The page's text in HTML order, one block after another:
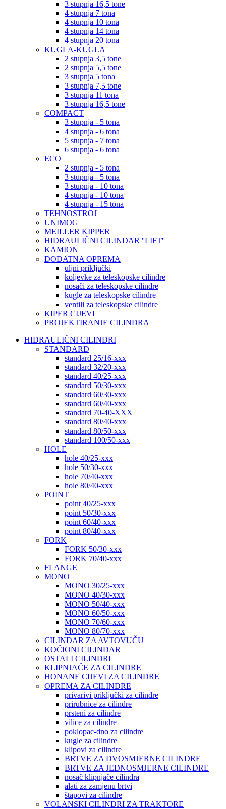
3 stupnja 16,5 tone
4 stupnja 7 tona
4 stupnja 10 tona
4 stupnja 14 tona
4 stupnja 20 tona
KUGLA-KUGLA
2 stupnja 3,5 tone
2 stupnja 5,5 tone
3 stupnja 5 tona
3 stupnja 7,5 tone
3 stupnja 11 tona
3 stupnja 16,5 tone
COMPACT
3 stupnja - 5 tona
4 stupnja - 6 tona
5 stupnja - 7 tona
6 stupnja - 6 tona
ECO
2 stupnja - 5 tona
3 stupnja - 5 tona
3 stupnja - 10 tona
4 stupnja - 10 tona
4 stupnja - 15 tona
TEHNOSTROJ
UNIMOG
MEILLER KIPPER
HIDRAULIČNI CILINDAR ''LIFT''
KAMION
DODATNA OPREMA
uljni priključki
koljevke za teleskopske cilindre
nosači za teleskopske cilindre
kugle za teleskopske cilindre
ventili za teleskopske cilindre
KIPER CIJEVI
PROJEKTIRANJE CILINDRA
HIDRAULIČNI CILINDRI
STANDARD
standard 25/16-xxx
standard 32/20-xxx
standard 40/25-xxx
standard 50/30-xxx
standard 60/30-xxx
standard 60/40-xxx
standard 70-40-XXX
standard 80/40-xxx
standard 80/50-xxx
standard 100/50-xxx
HOLE
hole 40/25-xxx
hole 50/30-xxx
hole 70/40-xxx
hole 80/40-xxx
POINT
point 40/25-xxx
point 50/30-xxx
point 60/40-xxx
point 80/40-xxx
FORK
FORK 50/30-xxx
FORK 70/40-xxx
FLANGE
MONO
MONO 30/25-xxx
MONO 40/30-xxx
MONO 50/40-xxx
MONO 60/50-xxx
MONO 70/60-xxx
MONO 80/70-xxx
CILINDAR ZA AVTOVUČU
KOČIONI CILINDAR
OSTALI CILINDRI
KLIPNJAČE ZA CILINDRE
HONANE CIJEVI ZA CILINDRE
OPREMA ZA CILINDRE
privarivi priključki za cilindre
prirubnice za cilindre
prsteni za cilindre
vilice za cilindre
poklopac-dno za cilindre
kugle za cilindre
klipovi za cilindre
BRTVE ZA DVOSMJERNE CILINDRE
BRTVE ZA JEDNOSMJERNE CILINDRE
nosač klipnjače cilindra
alati za zamjenu brtvi
štapovi za cilindre
VOLANSKI CILINDRI ZA TRAKTORE